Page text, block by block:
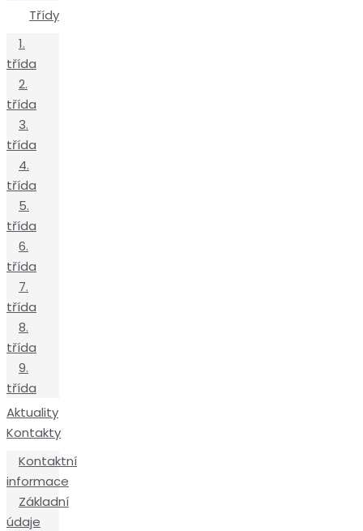
Třídy
1.
třída
2.
třída
3.
třída
4.
třída
5.
třída
6.
třída
7.
třída
8.
třída
9.
třída
Aktuality
Kontakty
Kontaktní
informace
Základní
údaje